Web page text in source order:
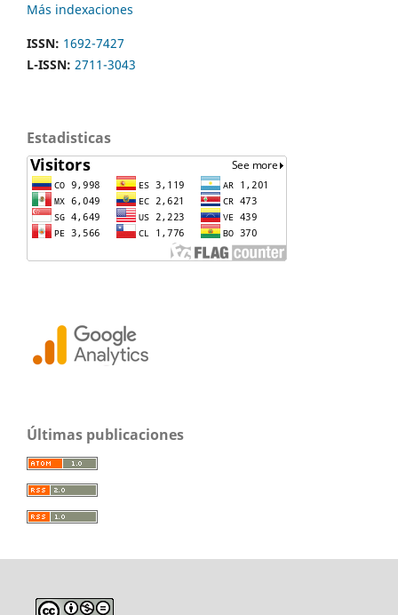
Más indexaciones
ISSN: 1692-7427
L-ISSN: 2711-3043
Estadisticas
Últimas publicaciones